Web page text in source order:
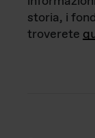
storia, i
troverete